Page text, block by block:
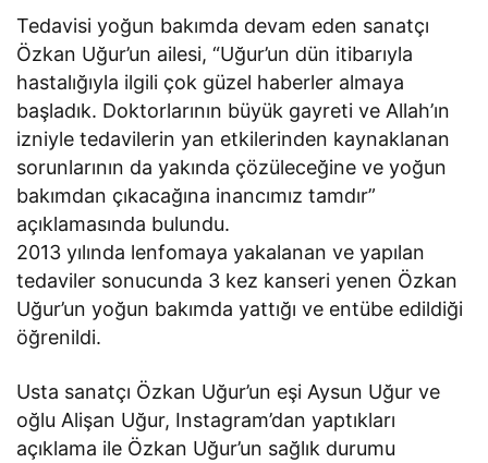
Tedavisi yoğun bakımda devam eden sanatçı
Özkan Uğur’un ailesi, “Uğur’un dün itibarıyla
hastalığıyla ilgili çok güzel haberler almaya
başladık. Doktorlarının büyük gayreti ve Allah’ın
izniyle tedavilerin yan etkilerinden kaynaklanan
sorunlarının da yakında çözüleceğine ve yoğun
bakımdan çıkacağına inancımız tamdır”
açıklamasında bulundu.
2013 yılında lenfomaya yakalanan ve yapılan
tedaviler sonucunda 3 kez kanseri yenen Özkan
Uğur’un yoğun bakımda yattığı ve entübe edildiği
öğrenildi.
Usta sanatçı Özkan Uğur’un eşi Aysun Uğur ve
oğlu Alişan Uğur, Instagram’dan yaptıkları
açıklama ile Özkan Uğur’un sağlık durumu